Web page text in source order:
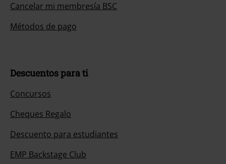
Cancelar mi membresía BSC
Métodos de pago
Descuentos para ti
Concursos
Cheques Regalo
Descuento para estudiantes
EMP Backstage Club